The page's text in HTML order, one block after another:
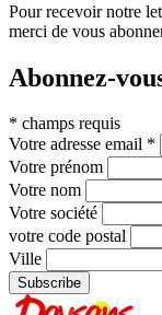
Pour recevoir notre
merci de vous
Abonnez-
* champs requis
Votre adresse email *
Votre prénom
Votre nom
Votre société
votre code postal
Ville